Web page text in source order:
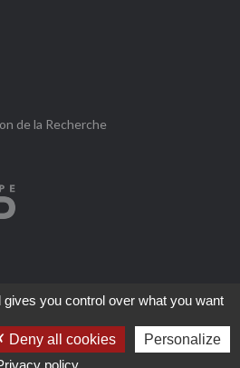
de la Recherche
you control over what you want
Deny all cookies
Personalize
policy